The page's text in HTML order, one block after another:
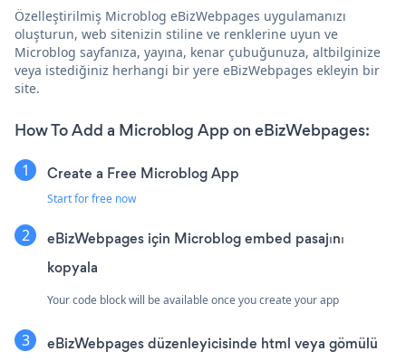
Özelleştirilmiş Microblog eBizWebpages uygulamanızı
oluşturun, web sitenizin stiline ve renklerine uyun ve
Microblog sayfanıza, yayına, kenar çubuğunuza, altbilginize
veya istediğiniz herhangi bir yere eBizWebpages ekleyin bir
site.
How To Add a Microblog App on eBizWebpages:
Create a Free Microblog App
Start for free now
eBizWebpages için Microblog embed pasajını
kopyala
Your code block will be available once you create your app
eBizWebpages düzenleyicisinde html veya gömülü